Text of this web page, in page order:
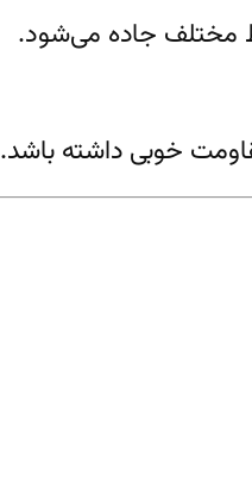
مختلف جاده می‌شود.
خوبی داشته باشد.